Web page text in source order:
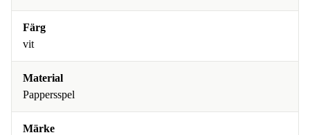
Färg
vit
Material
Pappersspel
Märke